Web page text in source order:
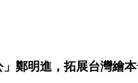
鄭明進，拓展台灣繪